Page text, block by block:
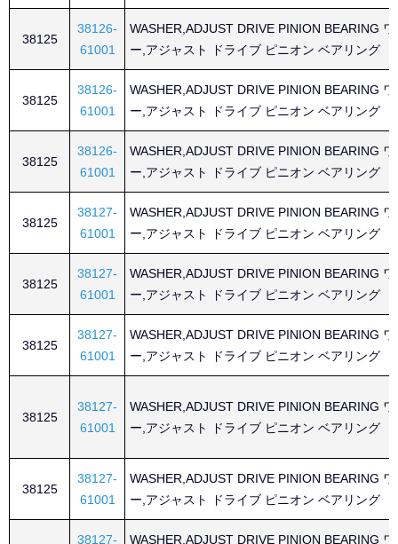
38125
38126-
61001
WASHER,ADJUST DRIVE PINION BEARING
ー,アジャスト ドライブ ピニオン ベアリング
38125
38126-
61001
WASHER,ADJUST DRIVE PINION BEARING
ー,アジャスト ドライブ ピニオン ベアリング
38125
38126-
61001
WASHER,ADJUST DRIVE PINION BEARING
ー,アジャスト ドライブ ピニオン ベアリング
38125
38127-
61001
WASHER,ADJUST DRIVE PINION BEARING
ー,アジャスト ドライブ ピニオン ベアリング
38125
38127-
61001
WASHER,ADJUST DRIVE PINION BEARING
ー,アジャスト ドライブ ピニオン ベアリング
38125
38127-
61001
WASHER,ADJUST DRIVE PINION BEARING
ー,アジャスト ドライブ ピニオン ベアリング
38125
38127-
61001
WASHER,ADJUST DRIVE PINION BEARING
ー,アジャスト ドライブ ピニオン ベアリング
38125
38127-
61001
WASHER,ADJUST DRIVE PINION BEARING
ー,アジャスト ドライブ ピニオン ベアリング
38127-
WASHER,ADJUST DRIVE PINION BEARING